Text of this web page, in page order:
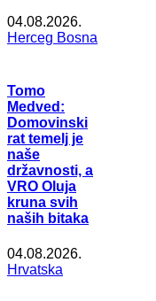
04.08.2026.
Herceg Bosna
Tomo
Medved:
Domovinski
rat temelj je
naše
državnosti, a
VRO Oluja
kruna svih
naših bitaka
04.08.2026.
Hrvatska